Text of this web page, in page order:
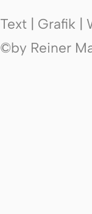
Text | Grafik |
©by Reiner